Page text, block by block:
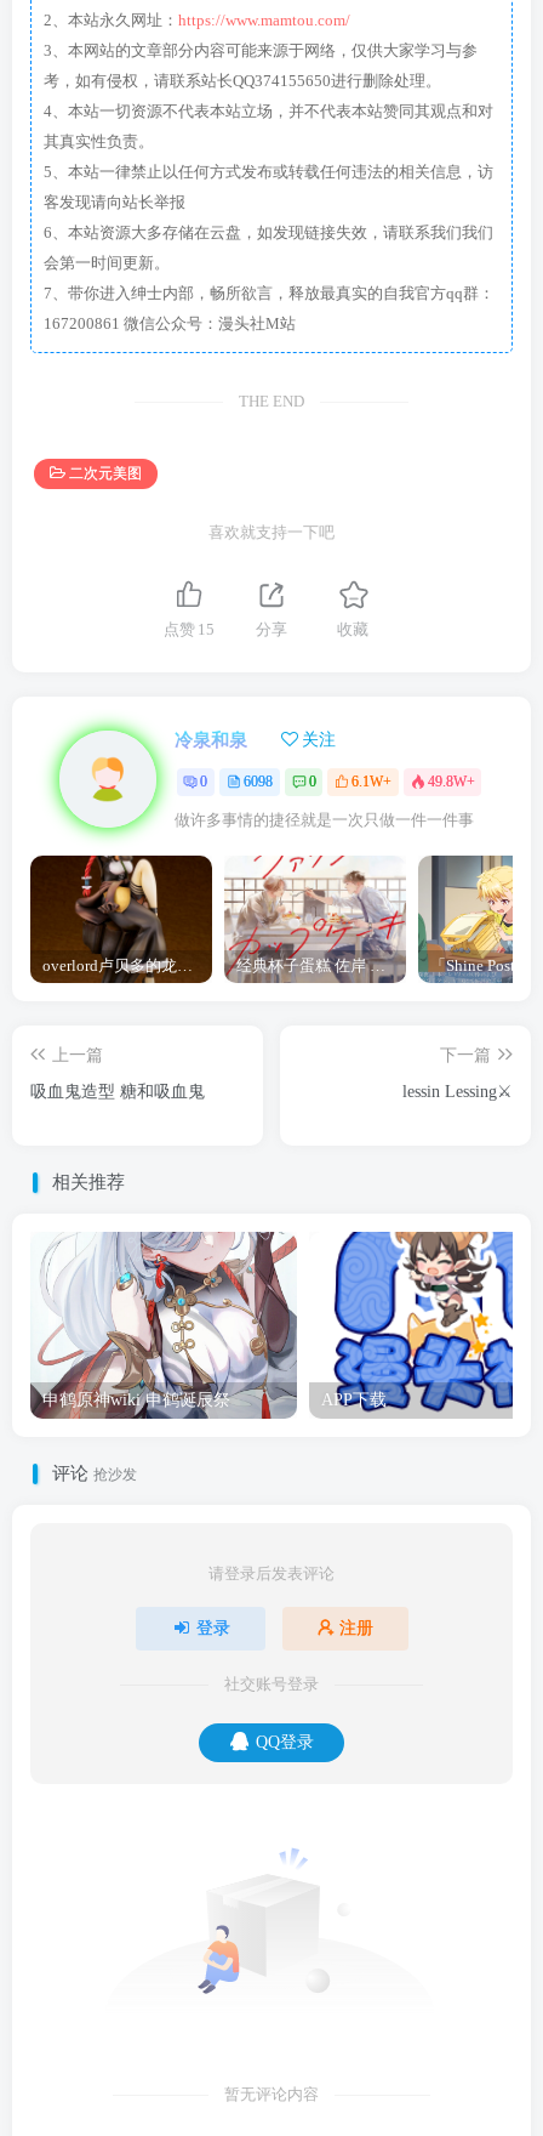
2、本站永久网址： https://www.mamtou.com/
3、本网站的文章部分内容可能来源于网络，仅供大家学习与参
考，如有侵权，请联系站长QQ374155650进行删除处理。
4、本站一切资源不代表本站立场，并不代表本站赞同其观点和对
其真实性负责。
5、本站一律禁止以任何方式发布或转载任何违法的相关信息，访
客发现请向站长举报
6、本站资源大多存储在云盘，如发现链接失效，请联系我们我们
会第一时间更新。
7、带你进入绅士内部，畅所欲言，释放最真实的自我官方qq群：
167200861 微信公众号：漫头社M站
THE END
二次元美图
喜欢就支持一下吧
点赞 15 分享 收藏
冷泉和泉 关注
0 6098 0 6.1W+ 49.8W+
做许多事情的捷径就是一次只做一件一件事
overlord卢贝多的龙王谁厉害 「Overlord」露普斯蕾琪娜·贝塔手办开订 经典杯子蛋糕 佐岸 漫画「经典杯子蛋糕」宣布真人日剧化
上一篇
吸血鬼造型 糖和吸血鬼
下一篇
lessin Lessing⚔️
相关推荐
申鹤原神wiki 申鹤诞辰祭 APP下载
评论 抢沙发
请登录后发表评论
登录 注册
社交账号登录
QQ登录
暂无评论内容